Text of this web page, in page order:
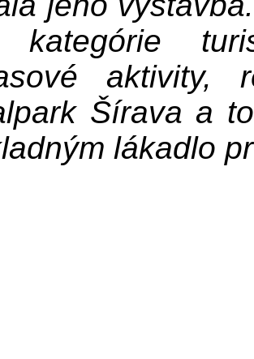
kategórie
Šírava a
lákadlo